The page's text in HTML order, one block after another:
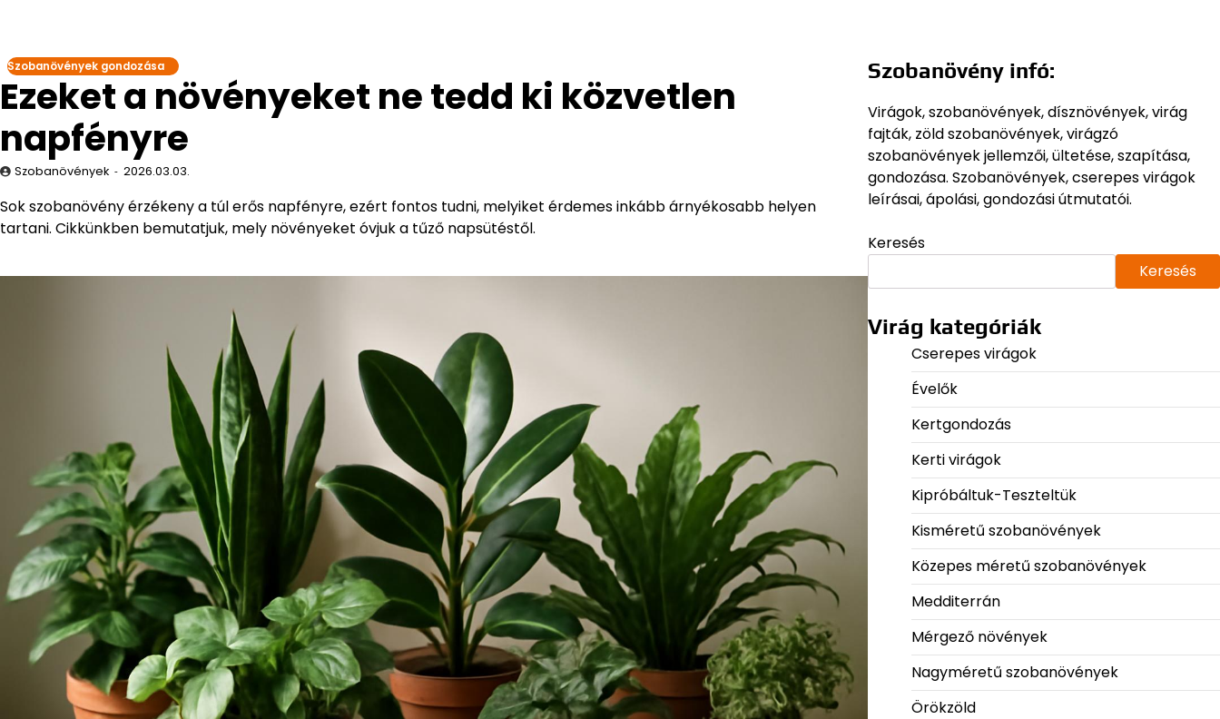
Szobanövények gondozása
Ezeket a növényeket ne tedd ki közvetlen
napfényre
Szobanövények 2026.03.03.
Sok szobanövény érzékeny a túl erős napfényre, ezért fontos tudni, melyiket érdemes inkább árnyékosabb helyen
tartani. Cikkünkben bemutatjuk, mely növényeket óvjuk a tűző napsütéstől.
Szobanövény infó:
Virágok, szobanövények, dísznövények, virág
fajták, zöld szobanövények, virágzó
szobanövények jellemzői, ültetése, szapítása,
gondozása. Szobanövények, cserepes virágok
leírásai, ápolási, gondozási útmutatói.
Keresés
Keresés
Virág kategóriák
Cserepes virágok
Évelők
Kertgondozás
Kerti virágok
Kipróbáltuk-Teszteltük
Kisméretű szobanövények
Közepes méretű szobanövények
Medditerrán
Mérgező növények
Nagyméretű szobanövények
Örökzöld